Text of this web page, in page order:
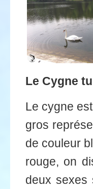
Le Cygne
Le cygne
gros
de couleur
rouge, on
deux sexes